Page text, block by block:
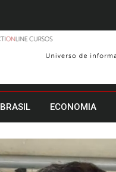
BRASIL ECONOMIA